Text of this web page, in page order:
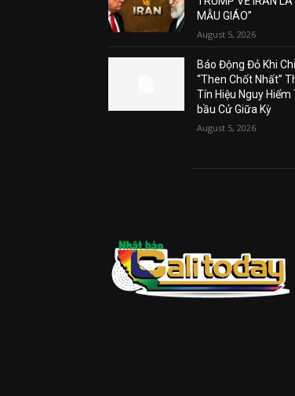
MẪU GIÁO”
August 5, 2026
Báo Động Đỏ Khi
“Then Chốt Nhất”
Tín Hiệu Nguy
bầu Cử Giữa Kỳ
August 5, 2026